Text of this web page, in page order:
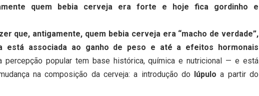
quem bebia cerveja era forte e hoje fica gordinho e
que, antigamente, quem bebia cerveja era “macho de verdade”,
está associada ao ganho de peso e até a efeitos hormonais
percepção popular tem base histórica, química e nutricional — e está
na composição da cerveja: a introdução do lúpulo a partir do